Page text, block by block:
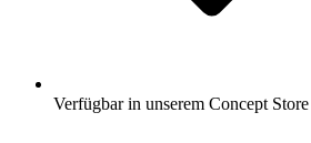
Verfügbar in unserem Concept